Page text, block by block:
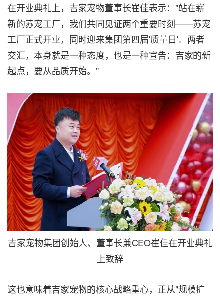
在开业典礼上，吉家宠物董事长崔佳表示："站在崭
新的苏宠工厂，我们共同见证两个重要时刻——苏宠
工厂正式开业，同时迎来集团第四届'质量日'。两者
交汇，本身就是一种态度，也是一种宣告：吉家的新
起点，要从品质开始。"
吉家宠物集团创始人、董事长兼CEO崔佳在开业典礼
上致辞
这也意味着吉家宠物的核心战略重心，正从"规模扩